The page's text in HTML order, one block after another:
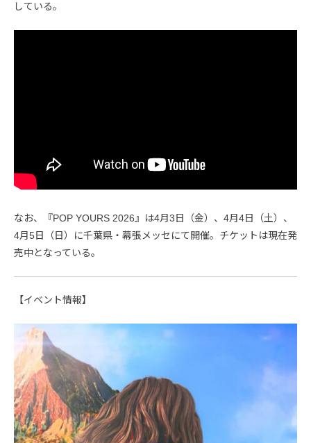
している。
なお、『POP YOURS 2026』は4月3日（金）、4月4日（土）、
4月5日（日）に千葉県・幕張メッセにて開催。チケットは現在発
売中となっている。
【イベント情報】